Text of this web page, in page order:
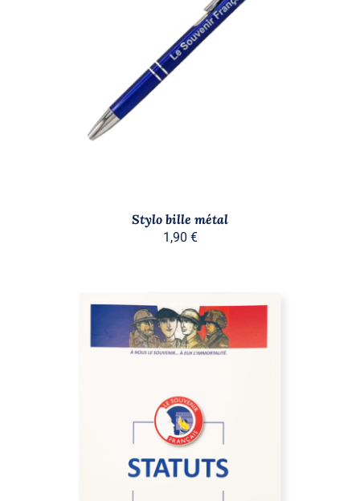
AJOUTER AU PANIER
Stylo bille métal
1,90 €
AJOUTER AU PANIER